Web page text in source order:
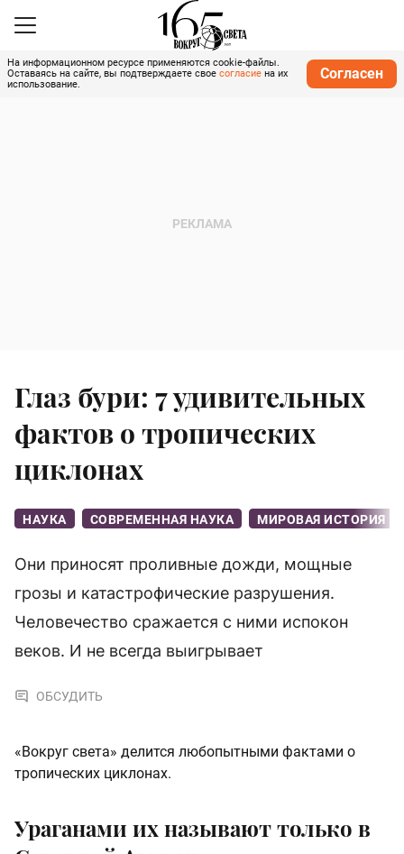
На информационном ресурсе применяются cookie-файлы.
Оставаясь на сайте, вы подтверждаете свое согласие на их
использование.
Согласен
Глаз бури: 7 удивительных
фактов о тропических
циклонах
НАУКА СОВРЕМЕННАЯ НАУКА МИРОВАЯ ИСТОРИЯ
Они приносят проливные дожди, мощные
грозы и катастрофические разрушения.
Человечество сражается с ними испокон
веков. И не всегда выигрывает
ОБСУДИТЬ
«Вокруг света» делится любопытными фактами о
тропических циклонах.
Ураганами их называют только в